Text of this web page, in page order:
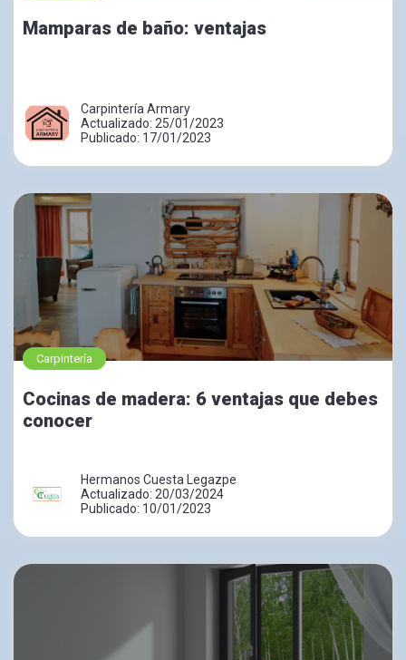
Mamparas de baño: ventajas
Carpintería Armary
Actualizado: 25/01/2023
Publicado: 17/01/2023
Carpintería
Cocinas de madera: 6 ventajas que debes
conocer
Hermanos Cuesta Legazpe
Actualizado: 20/03/2024
Publicado: 10/01/2023